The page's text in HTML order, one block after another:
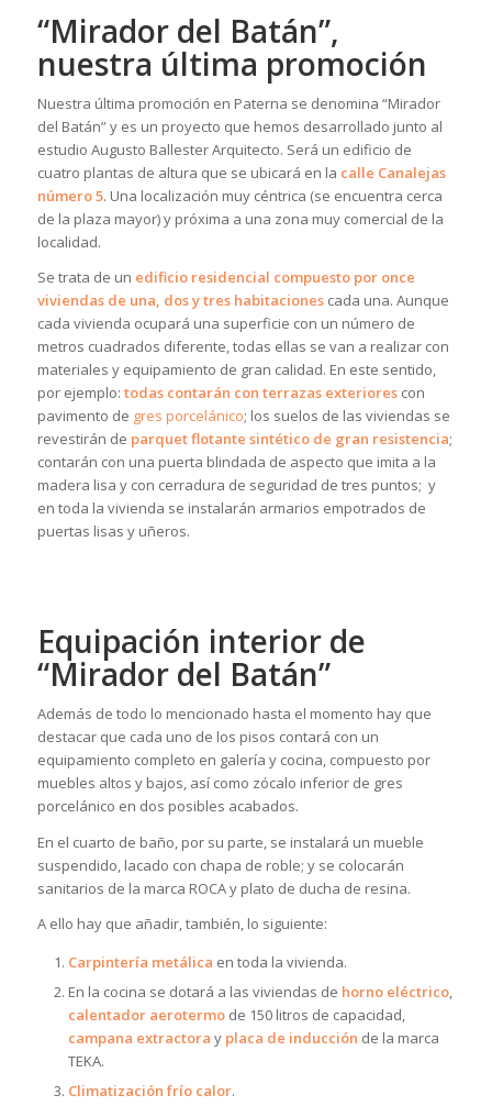
“Mirador del Batán”,
nuestra última promoción
Nuestra última promoción en Paterna se denomina “Mirador
del Batán” y es un proyecto que hemos desarrollado junto al
estudio Augusto Ballester Arquitecto. Será un edificio de
cuatro plantas de altura que se ubicará en la calle Canalejas
número 5. Una localización muy céntrica (se encuentra cerca
de la plaza mayor) y próxima a una zona muy comercial de la
localidad.
Se trata de un edificio residencial compuesto por once
viviendas de una, dos y tres habitacionescada una. Aunque
cada vivienda ocupará una superficie con un número de
metros cuadrados diferente, todas ellas se van a realizar con
materiales y equipamiento de gran calidad. En este sentido,
por ejemplo: todas contarán con terrazas exteriorescon
pavimento de gres porcelánico; los suelos de las viviendas se
revestirán de parquet flotante sintético de gran resistencia;
contarán con una puerta blindada de aspecto que imita a la
madera lisa y con cerradura de seguridad de tres puntos; y
en toda la vivienda se instalarán armarios empotrados de
puertas lisas y uñeros.
Equipación interior de
“Mirador del Batán”
Además de todo lo mencionado hasta el momento hay que
destacar que cada uno de los pisos contará con un
equipamiento completo en galería y cocina, compuesto por
muebles altos y bajos, así como zócalo inferior de gres
porcelánico en dos posibles acabados.
En el cuarto de baño, por su parte, se instalará un mueble
suspendido, lacado con chapa de roble; y se colocarán
sanitarios de la marca ROCA y plato de ducha de resina.
A ello hay que añadir, también, lo siguiente:
Carpintería metálica en toda la vivienda.
En la cocina se dotará a las viviendas de horno eléctrico,
calentador aerotermode 150 litros de capacidad,
campana extractora y placa de inducción de la marca
TEKA.
Climatización frío calor.